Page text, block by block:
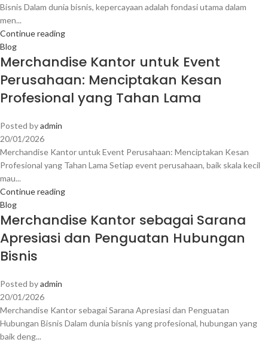
Bisnis Dalam dunia bisnis, kepercayaan adalah fondasi utama dalam
men...
Continue reading
Blog
Merchandise Kantor untuk Event
Perusahaan: Menciptakan Kesan
Profesional yang Tahan Lama
Posted byadmin
20/01/2026
Merchandise Kantor untuk Event Perusahaan: Menciptakan Kesan
Profesional yang Tahan Lama Setiap event perusahaan, baik skala kecil
mau...
Continue reading
Blog
Merchandise Kantor sebagai Sarana
Apresiasi dan Penguatan Hubungan
Bisnis
Posted byadmin
20/01/2026
Merchandise Kantor sebagai Sarana Apresiasi dan Penguatan
Hubungan Bisnis Dalam dunia bisnis yang profesional, hubungan yang
baik deng...